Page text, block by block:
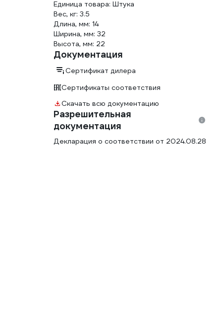
Единица товара: Штука
Вес, кг: 3.5
Длина, мм: 14
Ширина, мм: 32
Высота, мм: 22
Документация
Сертификат дилера
Сертификаты соответствия
Скачать всю документацию
Разрешительная
документация
Декларация о соответствии от 2024.08.28